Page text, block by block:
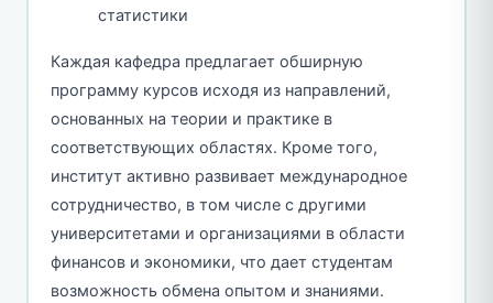
статистики
Каждая кафедра предлагает обширную
программу курсов исходя из направлений,
основанных на теории и практике в
соответствующих областях. Кроме того,
институт активно развивает международное
сотрудничество, в том числе с другими
университетами и организациями в области
финансов и экономики, что дает студентам
возможность обмена опытом и знаниями.